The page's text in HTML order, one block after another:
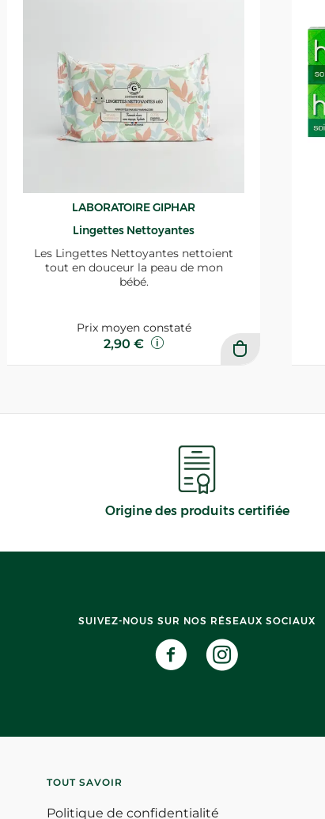
LABORATOIRE GIPHAR
Lingettes Nettoyantes
Les Lingettes Nettoyantes nettoient
tout en douceur la peau de mon
bébé.
Prix moyen constaté
2,90 €
Origine des produits certifiée
SUIVEZ-NOUS SUR NOS RÉSEAUX SOCIAUX
TOUT SAVOIR
Politique de confidentialité